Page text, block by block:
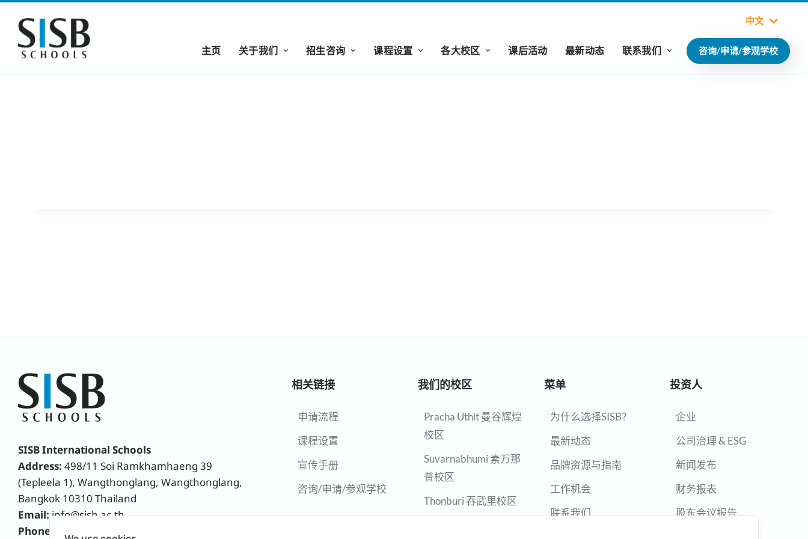
中文
主页 关于我们 招生咨询 课程设置 各大校区 课后活动 最新动态 联系我们 咨询/申请/参观学校
SISB International Schools
Address:498/11 Soi Ramkhamhaeng 39
(Tepleela 1), Wangthonglang, Wangthonglang,
Bangkok 10310 Thailand
Email: info@sisb.ac.th
Phone:
+66 2158 9191
相关链接
申请流程
课程设置
宣传手册
咨询/申请/参观学校
我们的校区
Pracha Uthit 曼谷辉煌
校区
Suvarnabhumi 素万那
普校区
Thonburi 吞武里校区
菜单
为什么选择SISB？
最新动态
品牌资源与指南
工作机会
联系我们
投资人
企业
公司治理 & ESG
新闻发布
财务报表
股东会议报告